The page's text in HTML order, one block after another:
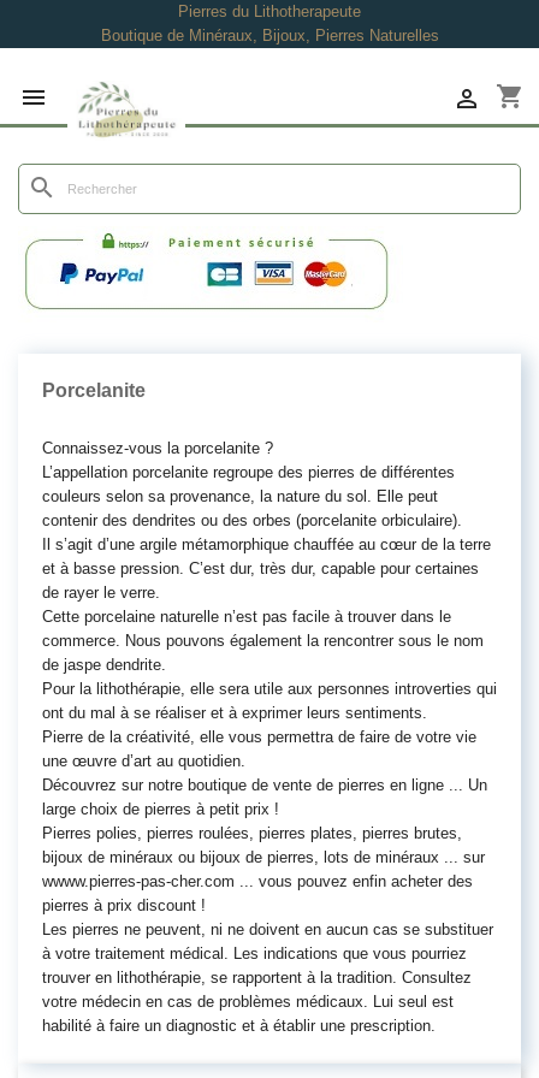
Pierres du Lithotherapeute
Boutique de Minéraux, Bijoux, Pierres Naturelles
 shopping_cart

search
Porcelanite
Connaissez-vous la porcelanite ?
L’appellation porcelanite regroupe des pierres de différentes
couleurs selon sa provenance, la nature du sol. Elle peut
contenir des dendrites ou des orbes (porcelanite orbiculaire).
Il s’agit d’une argile métamorphique chauffée au cœur de la terre
et à basse pression. C’est dur, très dur, capable pour certaines
de rayer le verre.
Cette porcelaine naturelle n’est pas facile à trouver dans le
commerce. Nous pouvons également la rencontrer sous le nom
de jaspe dendrite.
Pour la lithothérapie, elle sera utile aux personnes introverties qui
ont du mal à se réaliser et à exprimer leurs sentiments.
Pierre de la créativité, elle vous permettra de faire de votre vie
une œuvre d’art au quotidien.
Découvrez sur notre boutique de vente de pierres en ligne ... Un
large choix de pierres à petit prix !
Pierres polies, pierres roulées, pierres plates, pierres brutes,
bijoux de minéraux ou bijoux de pierres, lots de minéraux ... sur
wwww.pierres-pas-cher.com ... vous pouvez enfin acheter des
pierres à prix discount !
Les pierres ne peuvent, ni ne doivent en aucun cas se substituer
à votre traitement médical. Les indications que vous pourriez
trouver en lithothérapie, se rapportent à la tradition. Consultez
votre médecin en cas de problèmes médicaux. Lui seul est
habilité à faire un diagnostic et à établir une prescription.